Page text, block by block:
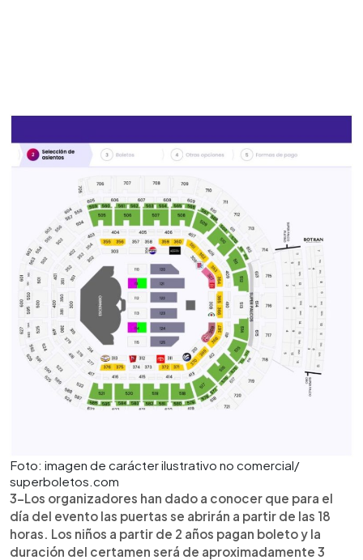
Foto: imagen de carácter ilustrativo no comercial/
superboletos.com
3-Los organizadores han dado a conocer que para el
día del evento las puertas se abrirán a partir de las 18
horas. Los niños a partir de 2 años pagan boleto y la
duración del certamen será de aproximadamente 3